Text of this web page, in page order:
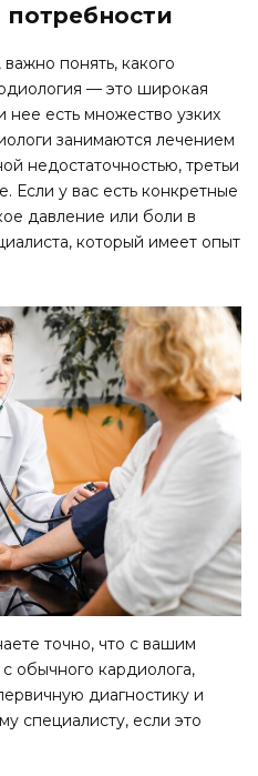
понять, какого
— это широкая
нее есть множество узких
занимаются лечением
недостаточностью, третьи
Если у вас есть конкретные
давление или боли в
который имеет опыт
точно, что с вашим
обычного кардиолога,
диагностику и
специалисту, если это